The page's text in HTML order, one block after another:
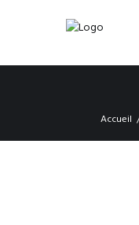
Accueil